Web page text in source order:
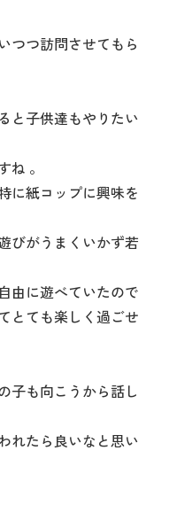
つつ訪問させてもら
と子供達もやりたい
。
に紙コップに興味を
びがうまくいかず若
由に遊べていたので
とても楽しく過ごせ
子も向こうから話し
れたら良いなと思い